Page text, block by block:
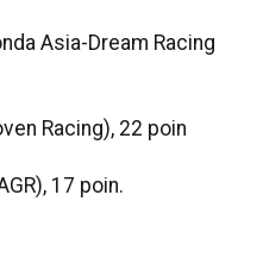
Asia-Dream Racing
Racing), 22 poin
17 poin.